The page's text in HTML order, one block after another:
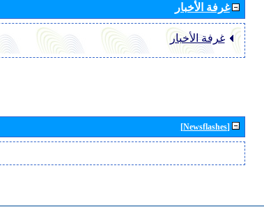
غرفة الأخبار
غرفة الأخبار
[Newsflashes]